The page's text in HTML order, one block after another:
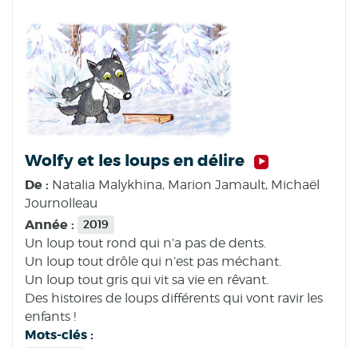
Wolfy et les loups en délire
De : Natalia Malykhina, Marion Jamault, Michaël
Journolleau
Année : 2019
Un loup tout rond qui n’a pas de dents.
Un loup tout drôle qui n’est pas méchant.
Un loup tout gris qui vit sa vie en rêvant.
Des histoires de loups différents qui vont ravir les
enfants !
Mots-clés :